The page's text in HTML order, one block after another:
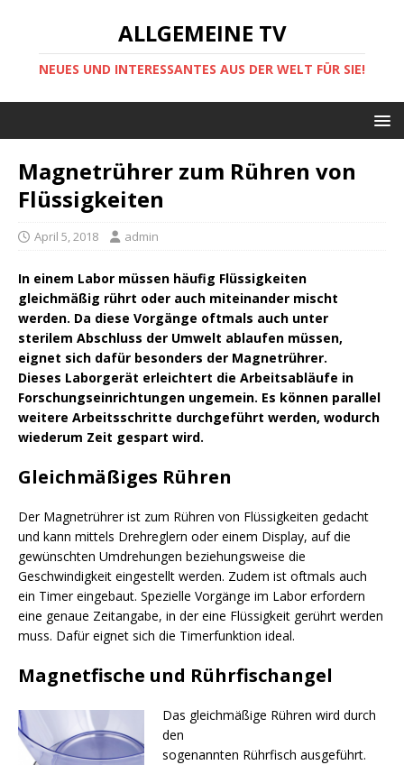
ALLGEMEINE TV
NEUES UND INTERESSANTES AUS DER WELT FÜR SIE!
Magnetrührer zum Rühren von
Flüssigkeiten
April 5, 2018 admin
In einem Labor müssen häufig Flüssigkeiten
gleichmäßig rührt oder auch miteinander mischt
werden. Da diese Vorgänge oftmals auch unter
sterilem Abschluss der Umwelt ablaufen müssen,
eignet sich dafür besonders der Magnetrührer.
Dieses Laborgerät erleichtert die Arbeitsabläufe in
Forschungseinrichtungen ungemein. Es können parallel
weitere Arbeitsschritte durchgeführt werden, wodurch
wiederum Zeit gespart wird.
Gleichmäßiges Rühren
Der Magnetrührer ist zum Rühren von Flüssigkeiten gedacht
und kann mittels Drehreglern oder einem Display, auf die
gewünschten Umdrehungen beziehungsweise die
Geschwindigkeit eingestellt werden. Zudem ist oftmals auch
ein Timer eingebaut. Spezielle Vorgänge im Labor erfordern
eine genaue Zeitangabe, in der eine Flüssigkeit gerührt werden
muss. Dafür eignet sich die Timerfunktion ideal.
Magnetfische und Rührfischangel
Das gleichmäßige Rühren wird durch
den
sogenannten Rührfisch ausgeführt.